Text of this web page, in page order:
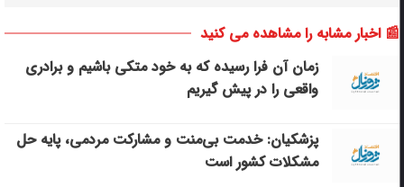
📰 اخبار مشابه را مشاهده می کنید
زمان آن فرا رسیده که به خود متکی باشیم و برادری
واقعی را در پیش گیریم
پزشکیان: خدمت بی‌منت و مشارکت مردمی، پایه حل
مشکلات کشور است